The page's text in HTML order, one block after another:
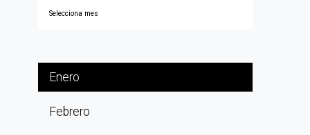
Enero
Febrero